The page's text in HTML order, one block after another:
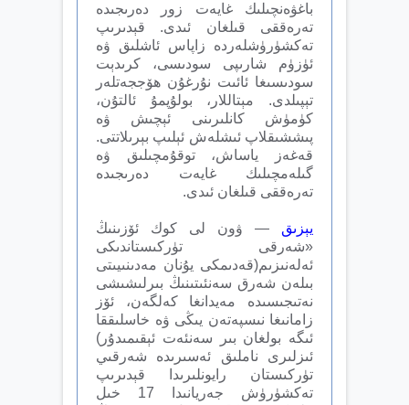
باغۋەنچىلىك غايەت زور دەرىجىدە
تەرەققى قىلغان ئىدى. قېدىرىپ
تەكشۈرۈشلەردە زاپاس ئاشلىق ۋە
ئۈزۈم شارىپى سودىسى، كرىدېت
سودىسىغا ئائىت نۇرغۇن ھۆججەتلەر
تېپىلدى. مېتاللار، بولۇپمۇ ئالتۇن،
كۈمۈش كانلىرىنى ئېچىش ۋە
پىششىقلاپ ئىشلەش ئېلىپ بېرىلاتتى.
قەغەز ياساش، توقۇمچىلىق ۋە
گىلەمچىلىك غايەت دەرىجىدە
تەرەققى قىلغان ئىدى.
يېزىق — ۋون لى كوك ئۆزىنىڭ
«شەرقى تۈركىستاندىكى
ئەلەنىزىم(قەدىمكى يۇنان مەدىنىيىتى
بىلەن شەرق سەنئىتىنىڭ بىرلىشىشى
نەتىجىسىدە مەيدانغا كەلگەن، ئ‍ۆز
زامانىغا نىسپەتەن يىڭى ۋە خاسلىققا
ئىگە بولغان بىر سەنئەت ئېقىمىدۇر)
ئىزلىرى ناملىق ئەسىرىدە شەرقىي
تۈركىستان رايونلىرىدا قېدىرىپ
تەكشۈرۈش جەريانىدا 17 خىل